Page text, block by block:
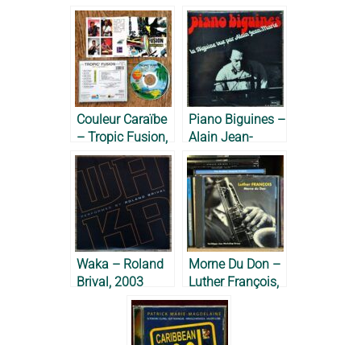
Couleur Caraïbe
– Tropic Fusion,
1992
Piano Biguines –
Alain Jean-
Marie, 1969
Waka – Roland
Brival, 2003
Morne Du Don –
Luther François,
1989